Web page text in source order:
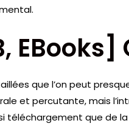
EBooks]
que l’on peut
et percutante, mais
téléchargement que de la